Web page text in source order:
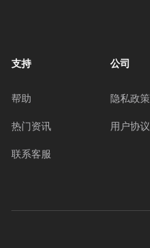
支持
帮助
热门资讯
联系客服
公司
隐私政策
用户协议